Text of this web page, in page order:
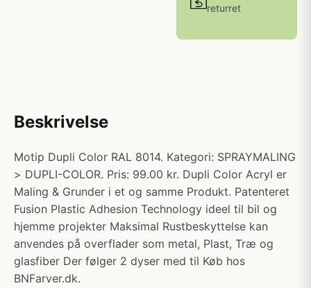
returret
Beskrivelse
Motip Dupli Color RAL 8014. Kategori: SPRAYMALING
> DUPLI-COLOR. Pris: 99.00 kr. Dupli Color Acryl er
Maling & Grunder i et og samme Produkt. Patenteret
Fusion Plastic Adhesion Technology ideel til bil og
hjemme projekter Maksimal Rustbeskyttelse kan
anvendes på overflader som metal, Plast, Træ og
glasfiber Der følger 2 dyser med til Køb hos
BNFarver.dk.